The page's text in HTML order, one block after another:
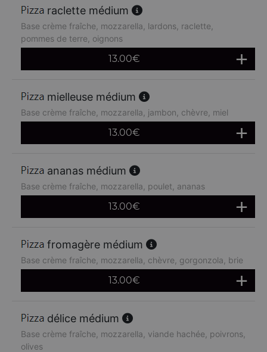
raclette médium
Base crème fraîche, mozzarella, lardons, raclette,
pommes de terre, oignons
13.00€
mielleuse médium
Base crème fraîche, mozzarella, jambon, chèvre, miel
13.00€
ananas médium
Base crème fraîche, mozzarella, poulet, ananas
13.00€
fromagère médium
Base crème fraîche, mozzarella, chèvre, gorgonzola, brie
13.00€
délice médium
Base crème fraîche, mozzarella, viande hachée, poivrons,
olives